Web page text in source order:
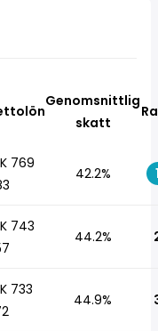
Genomsnittlig
skatt
769
42.2%
743
44.2%
733
44.9%